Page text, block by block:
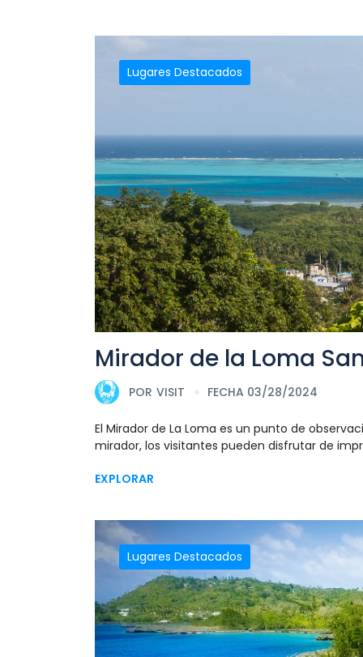
Lugares Destacados
Mirador de la Loma
POR VISIT FECHA 03/28/2024
El Mirador de La Loma es un punto de
mirador, los visitantes pueden disfrutar de
EXPLORAR
Lugares Destacados